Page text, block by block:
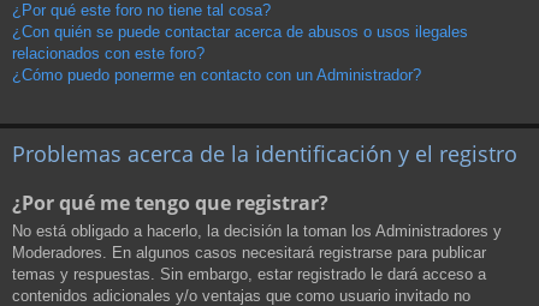
¿Por qué este foro no tiene tal cosa?
¿Con quién se puede contactar acerca de abusos o usos ilegales
relacionados con este foro?
¿Cómo puedo ponerme en contacto con un Administrador?
Problemas acerca de la identificación y el registro
¿Por qué me tengo que registrar?
No está obligado a hacerlo, la decisión la toman los Administradores y
Moderadores. En algunos casos necesitará registrarse para publicar
temas y respuestas. Sin embargo, estar registrado le dará acceso a
contenidos adicionales y/o ventajas que como usuario invitado no